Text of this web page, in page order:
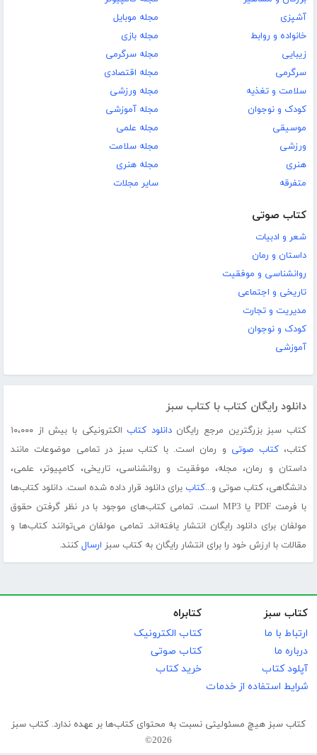
آشپزی
خانواده و روابط
زیبایی
سرگرمی
سلامت و تغذیه
کودک و نوجوان
موسیقی
ورزشی
هنری
متفرقه
مجله موبایل
مجله بازی
مجله سرگرمی
مجله اقتصادی
مجله ورزشی
مجله آموزشی
مجله علمی
مجله سلامت
مجله هنری
سایر مجلات
کتاب صوتی
شعر و ادبیات
داستان و رمان
روانشناسی و موفقیت
تاریخی و اجتماعی
مدیریت و تجارت
کودک و نوجوان
آموزشی
دانلود رایگان کتاب با کتاب سبز
کتاب سبز بزرگترین مرجع رایگاندانلود کتاب
الکترونیکی با بیش از ۱۰،۰۰۰
کتاب،کتاب صوتی و رمان است. با کتاب سبز در تمامی موضوعات مانند
داستان و رمان، مجله، موفقیت و روانشناسی، تاریخی، کامپیوتر، علمی،
دانشگاهی، کتاب صوتی و...کتاب برای دانلود قرار داده شده است. دانلود کتاب‌ها
با فرمت PDF یا MP3 است. تمامی کتاب‌های موجود با در نظر گرفتن حقوق
مولفان برای دانلود رایگان انتشار یافته‌اند. تمامی مولفان می‌توانند کتاب‌ها و
مقالات با ارزش خود را برای انتشار رایگان به کتاب سبز ارسال کنند.
کتاب سبز
ارتباط با ما
درباره ما
آپلود کتاب
شرایط استفاده از خدمات
کتابراه
کتاب الکترونیک
کتاب صوتی
خرید کتاب
کتاب سبز هیچ مسئولیتی نسبت به محتوای کتاب‌ها بر عهده ندارد. کتاب سبز
2026©